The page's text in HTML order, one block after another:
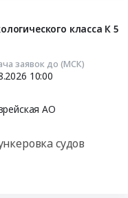
класса К 5
заявок до (МСК)
10:00
АО
судов